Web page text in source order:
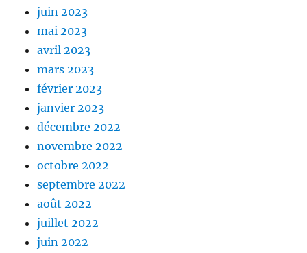
juin 2023
mai 2023
avril 2023
mars 2023
février 2023
janvier 2023
décembre 2022
novembre 2022
octobre 2022
septembre 2022
août 2022
juillet 2022
juin 2022